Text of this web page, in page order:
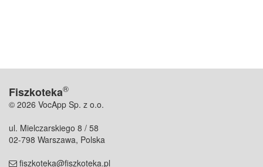
Fiszkoteka®
© 2026 VocApp Sp. z o.o.
ul. Mielczarskiego 8 / 58
02-798 Warszawa, Polska
fiszkoteka@fiszkoteka.pl